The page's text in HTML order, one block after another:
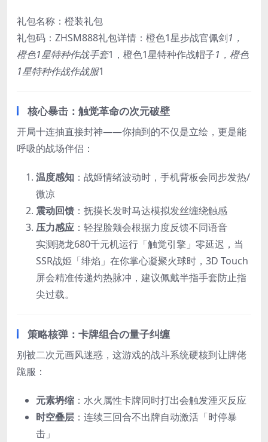
礼包名称：橙装礼包
礼包码：ZHSM888礼包详情：橙色1星步战官佩剑1，
橙色1星特种作战手套1，橙色1星特种作战帽子1，橙色
1星特种作战作战服1
核心暴击：触觉革命の次元破壁
开局十连抽直接封神——你抽到的不仅是立绘，更是能
呼吸的战场伴侣：
温度感知 ：战姬情绪波动时，手机背板会同步发热/
微凉
震动回馈 ：抚摸长发时马达模拟发丝缠绕触感
压力感应 ：轻捏脸颊会根据力度反馈不同语音
实测骁龙680千元机运行「触觉引擎」零延迟，当
SSR战姬「绯焰」在你掌心凝聚火球时，3D Touch
屏会精准传递灼热脉冲，建议佩戴半指手套防止指
尖过载。
策略核弹：卡牌组合の量子纠缠
别被二次元画风迷惑，这游戏的战斗系统硬核到让牌佬
跪服：
元素坍缩 ：水火属性卡牌同时打出会触发湮灭反应
时空叠层 ：连续三回合不出牌自动激活「时停暴
击」